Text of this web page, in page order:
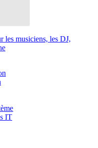
les musiciens, les DJ,
IT